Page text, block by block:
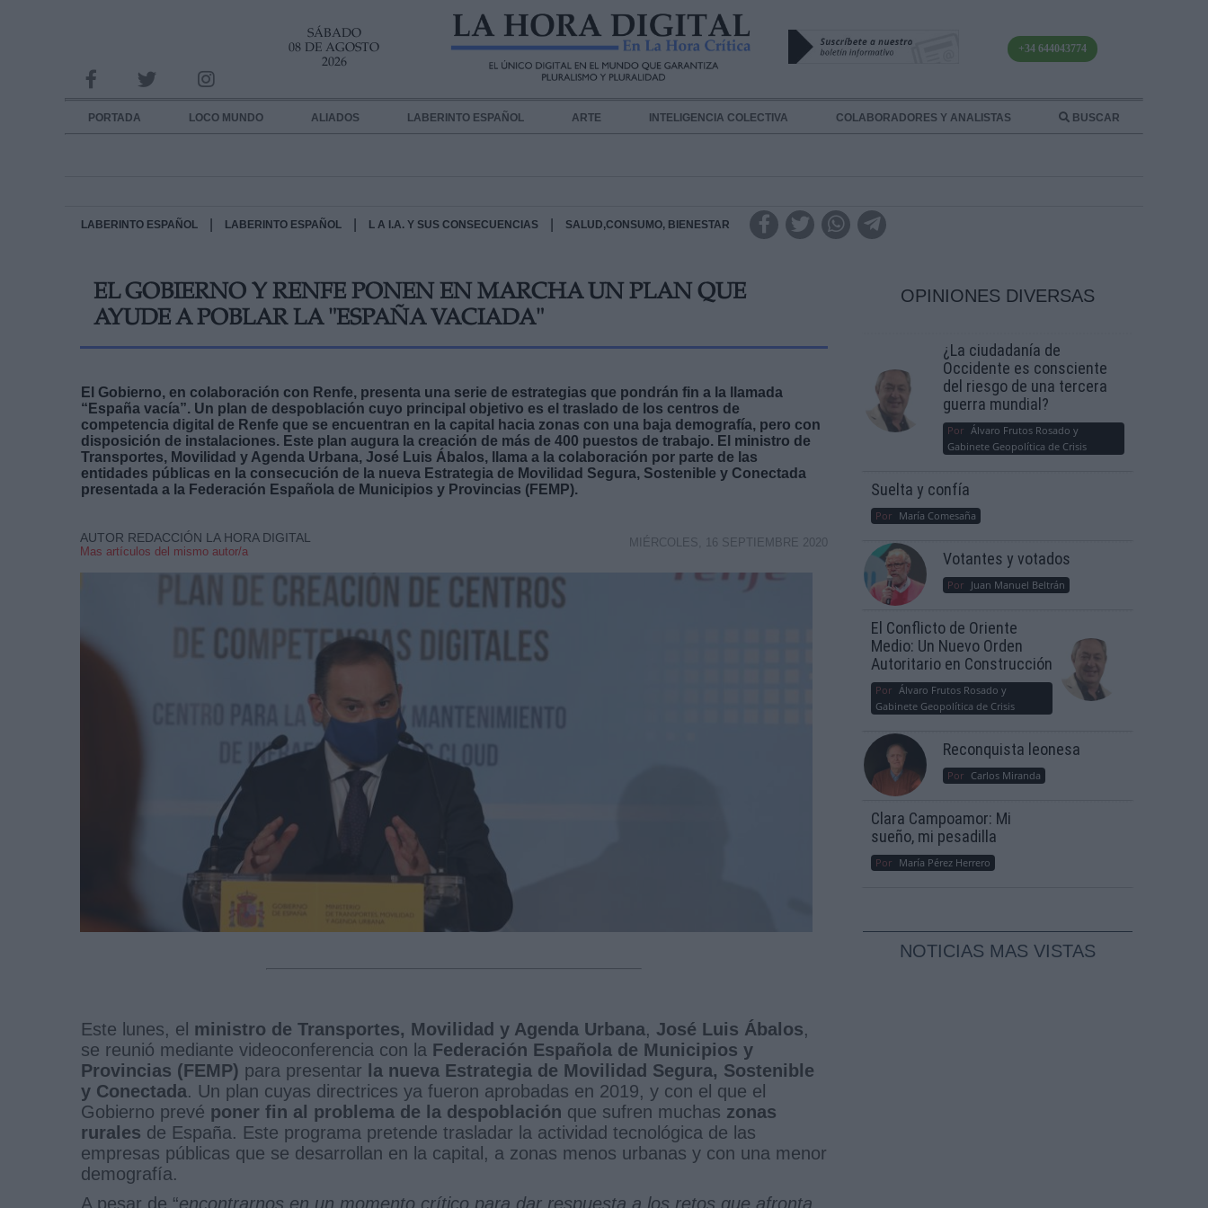
SÁBADO
08 DE AGOSTO
2026
+34 644043774
PORTADA LOCO MUNDO ALIADOS LABERINTO ESPAÑOL ARTE INTELIGENCIA COLECTIVA COLABORADORES Y ANALISTAS BUSCAR
LABERINTO ESPAÑOL LABERINTO ESPAÑOL L A I.A. Y SUS CONSECUENCIAS SALUD,CONSUMO, BIENESTAR
EL GOBIERNO Y RENFE PONEN EN MARCHA UN PLAN QUE
AYUDE A POBLAR LA "ESPAÑA VACIADA"
El Gobierno, en colaboración con Renfe, presenta una serie de estrategias que pondrán fin a la llamada
“España vacía”. Un plan de despoblación cuyo principal objetivo es el traslado de los centros de
competencia digital de Renfe que se encuentran en la capital hacia zonas con una baja demografía, pero con
disposición de instalaciones. Este plan augura la creación de más de 400 puestos de trabajo. El ministro de
Transportes, Movilidad y Agenda Urbana, José Luis Ábalos, llama a la colaboración por parte de las
entidades públicas en la consecución de la nueva Estrategia de Movilidad Segura, Sostenible y Conectada
presentada a la Federación Española de Municipios y Provincias (FEMP).
AUTOR REDACCIÓN LA HORA DIGITAL
Mas artículos del mismo autor/a
MIÉRCOLES, 16 SEPTIEMBRE 2020
Este lunes, el ministro de Transportes, Movilidad y Agenda Urbana, José Luis Ábalos,
se reunió mediante videoconferencia con la Federación Española de Municipios y
Provincias (FEMP) para presentar la nueva Estrategia de Movilidad Segura, Sostenible
y Conectada. Un plan cuyas directrices ya fueron aprobadas en 2019, y con el que el
Gobierno prevé poner fin al problema de la despoblación que sufren muchas zonas
rurales de España. Este programa pretende trasladar la actividad tecnológica de las
empresas públicas que se desarrollan en la capital, a zonas menos urbanas y con una menor
demografía.
A pesar de “encontrarnos en un momento crítico para dar respuesta a los retos que afronta
OPINIONES DIVERSAS
¿La ciudadanía de
Occidente es consciente
del riesgo de una tercera
guerra mundial?
Por Álvaro Frutos Rosado y
Gabinete Geopolítica de Crisis
Suelta y confía
Por María Comesaña
Votantes y votados
Por Juan Manuel Beltrán
El Conflicto de Oriente
Medio: Un Nuevo Orden
Autoritario en Construcción
Por Álvaro Frutos Rosado y
Gabinete Geopolítica de Crisis
Reconquista leonesa
Por Carlos Miranda
Clara Campoamor: Mi
sueño, mi pesadilla
Por María Pérez Herrero
NOTICIAS MAS VISTAS
INFORMACION SOBRE LA PROTECCIÓN DE TUS DATOS
Responsable:
Destinatarios:
link
Información adicional
link